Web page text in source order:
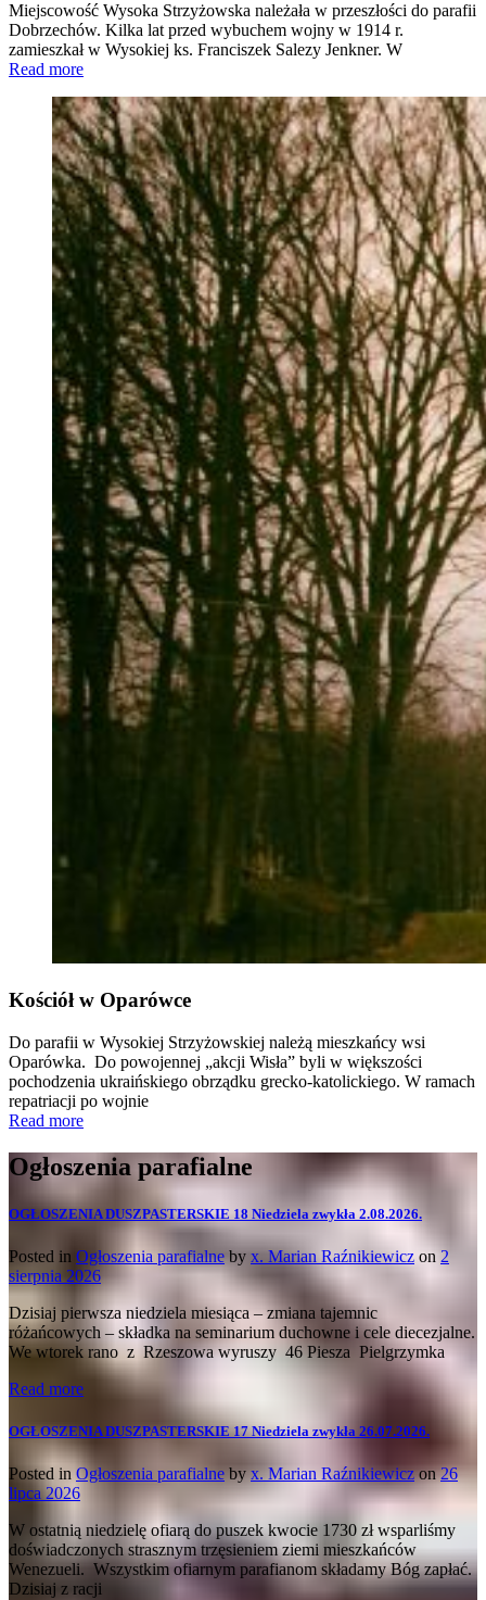
Miejscowość Wysoka Strzyżowska należała w przeszłości do parafii
Dobrzechów. Kilka lat przed wybuchem wojny w 1914 r.
zamieszkał w Wysokiej ks. Franciszek Salezy Jenkner. W
Read more
Kościół w Oparówce
Do parafii w Wysokiej Strzyżowskiej należą mieszkańcy wsi
Oparówka. Do powojennej „akcji Wisła” byli w większości
pochodzenia ukraińskiego obrządku grecko-katolickiego. W ramach
repatriacji po wojnie
Read more
Ogłoszenia parafialne
OGŁOSZENIA DUSZPASTERSKIE 18 Niedziela zwykła 2.08.2026.
Posted in Ogłoszenia parafialne by x. Marian Raźnikiewicz on 2
sierpnia 2026
Dzisiaj pierwsza niedziela miesiąca – zmiana tajemnic
różańcowych – składka na seminarium duchowne i cele diecezjalne.
We wtorek rano z Rzeszowa wyruszy 46 Piesza Pielgrzymka
Read more
OGŁOSZENIA DUSZPASTERSKIE 17 Niedziela zwykła 26.07.2026.
Posted in Ogłoszenia parafialne byx. Marian Raźnikiewicz on26
lipca 2026
W ostatnią niedzielę ofiarą do puszek kwocie 1730 zł wsparliśmy
doświadczonych strasznym trzęsieniem ziemi mieszkańców
Wenezueli. Wszystkim ofiarnym parafianom składamy Bóg zapłać.
Dzisiaj z racji